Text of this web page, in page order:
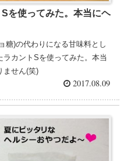
を使ってみた。本当にヘ
糖)の代わりになる甘味料とし
カントSを使ってみた。本当
ません(笑)
2017.08.09